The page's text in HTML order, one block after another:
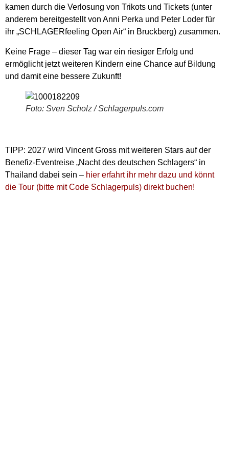
kamen durch die Verlosung von Trikots und Tickets (unter
anderem bereitgestellt von Anni Perka und Peter Loder für
ihr „SCHLAGERfeeling Open Air“ in Bruckberg) zusammen.
Keine Frage – dieser Tag war ein riesiger Erfolg und
ermöglicht jetzt weiteren Kindern eine Chance auf Bildung
und damit eine bessere Zukunft!
Foto: Sven Scholz / Schlagerpuls.com
TIPP: 2027 wird Vincent Gross mit weiteren Stars auf der
Benefiz-Eventreise „Nacht des deutschen Schlagers“ in
Thailand dabei sein – hier erfahrt ihr mehr dazu und könnt
die Tour (bitte mit Code Schlagerpuls) direkt buchen!